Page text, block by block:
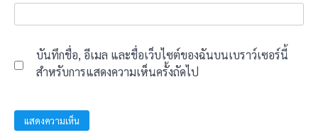
บันทึกชื่อ, อีเมล และชื่อเว็บไซต์ของฉันบนเบราว์เซอร์นี้
สำหรับการแสดงความเห็นครั้งถัดไป